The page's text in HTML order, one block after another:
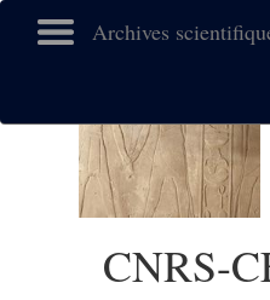
Archives
CNRS-